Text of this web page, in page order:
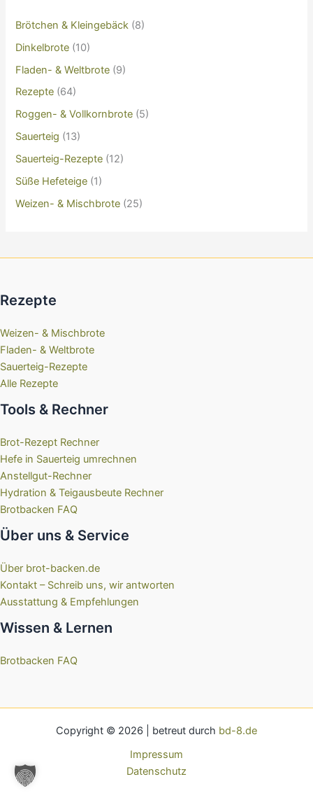
Brötchen & Kleingebäck (8)
Dinkelbrote (10)
Fladen- & Weltbrote (9)
Rezepte (64)
Roggen- & Vollkornbrote (5)
Sauerteig (13)
Sauerteig-Rezepte (12)
Süße Hefeteige (1)
Weizen- & Mischbrote (25)
Rezepte
Weizen- & Mischbrote
Fladen- & Weltbrote
Sauerteig-Rezepte
Alle Rezepte
Tools & Rechner
Brot-Rezept Rechner
Hefe in Sauerteig umrechnen
Anstellgut-Rechner
Hydration & Teigausbeute Rechner
Brotbacken FAQ
Über uns & Service
Über brot-backen.de
Kontakt – Schreib uns, wir antworten
Ausstattung & Empfehlungen
Wissen & Lernen
Brotbacken FAQ
Copyright © 2026 | betreut durch bd-8.de
Impressum
Datenschutz